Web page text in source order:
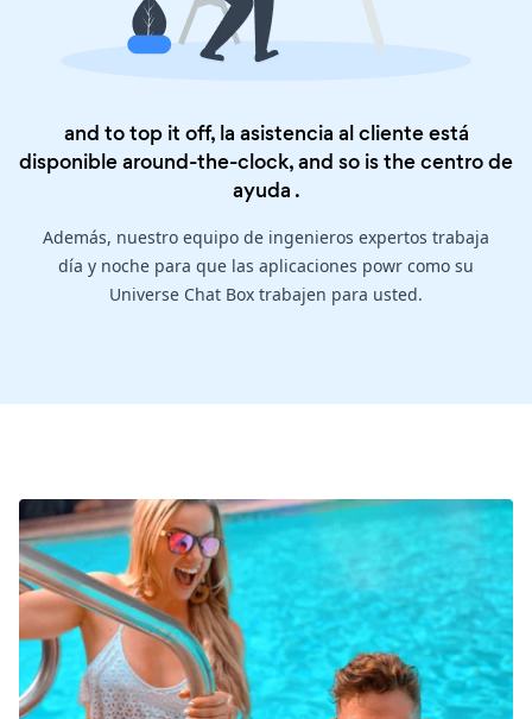
and to top it off, la asistencia al cliente está
disponible around-the-clock, and so is thecentro de
ayuda .
Además, nuestro equipo de ingenieros expertos trabaja
día y noche para que las aplicaciones powr como su
Universe Chat Box trabajen para usted.